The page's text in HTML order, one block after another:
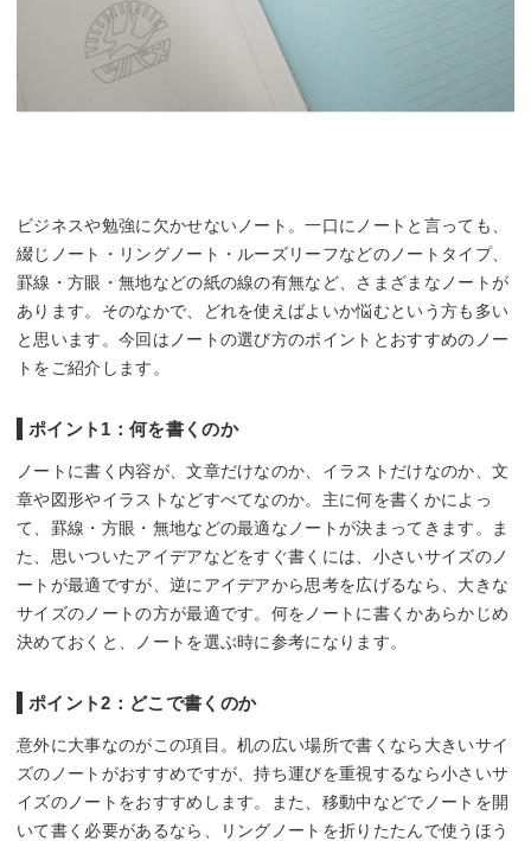
ビジネスや勉強に欠かせないノート。一口にノートと言っても、
綴じノート・リングノート・ルーズリーフなどのノートタイプ、
罫線・方眼・無地などの紙の線の有無など、さまざまなノートが
あります。そのなかで、どれを使えばよいか悩むという方も多い
と思います。今回はノートの選び方のポイントとおすすめのノー
トをご紹介します。
ポイント1：何を書くのか
ノートに書く内容が、文章だけなのか、イラストだけなのか、文
章や図形やイラストなどすべてなのか。主に何を書くかによっ
て、罫線・方眼・無地などの最適なノートが決まってきます。ま
た、思いついたアイデアなどをすぐ書くには、小さいサイズのノ
ートが最適ですが、逆にアイデアから思考を広げるなら、大きな
サイズのノートの方が最適です。何をノートに書くかあらかじめ
決めておくと、ノートを選ぶ時に参考になります。
ポイント2：どこで書くのか
意外に大事なのがこの項目。机の広い場所で書くなら大きいサイ
ズのノートがおすすめですが、持ち運びを重視するなら小さいサ
イズのノートをおすすめします。また、移動中などでノートを開
いて書く必要があるなら、リングノートを折りたたんで使うほう